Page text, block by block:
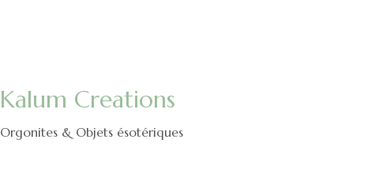
Kalum Creations
Orgonites & Objets ésotériques